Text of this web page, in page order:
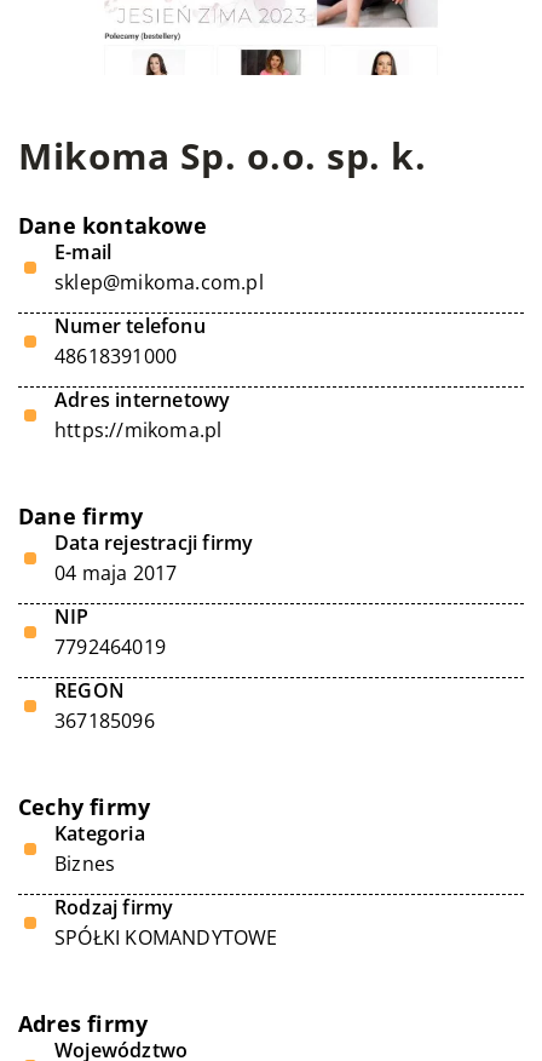
Mikoma Sp. o.o. sp. k.
Dane kontakowe
E-mail
sklep@mikoma.com.pl
Numer telefonu
48618391000
Adres internetowy
https://mikoma.pl
Dane firmy
Data rejestracji firmy
04 maja 2017
NIP
7792464019
REGON
367185096
Cechy firmy
Kategoria
Biznes
Rodzaj firmy
SPÓŁKI KOMANDYTOWE
Adres firmy
Województwo